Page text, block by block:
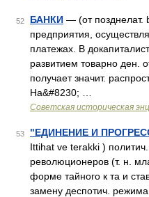
52 БАНКИ — (от позднелат.
предприятия,
платежах. В
развитием товарно ден.
получает значит.
На&#8230; …
Советская историческая
53 "ЕДИНЕНИЕ И
Ittihat ve terakki )
революционеров (т. н.
форме тайного к та и
замену деспотич.